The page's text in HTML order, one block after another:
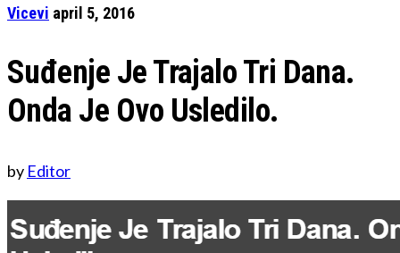
Vicevi april 5, 2016
Suđenje Je Trajalo Tri Dana.
Onda Je Ovo Usledilo.
by Editor